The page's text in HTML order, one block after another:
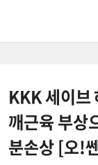
KKK 세이브
깨근육 부상
분손상 [오!